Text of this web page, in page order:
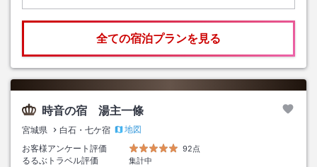
全ての宿泊プランを見る
時音の宿 湯主一條
宮城県 白石・七ケ宿
地図
お客様アンケート評価
92点
るるぶトラベル評価
集計中